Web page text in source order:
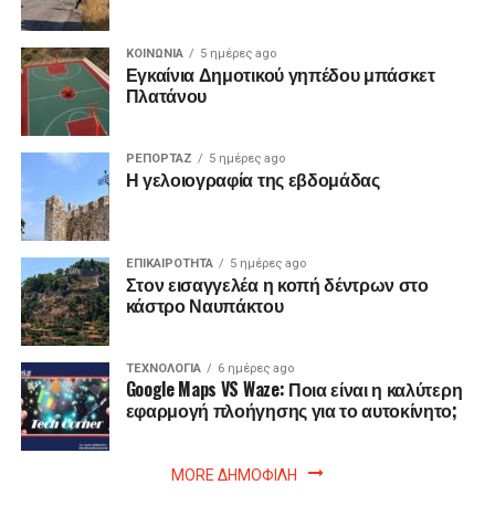
ΚΟΙΝΩΝΙΑ 5 ημέρες ago
Εγκαίνια Δημοτικού γηπέδου μπάσκετ
Πλατάνου
ΡΕΠΟΡΤΑΖ 5 ημέρες ago
Η γελοιογραφία της εβδομάδας
ΕΠΙΚΑΙΡΟΤΗΤΑ 5 ημέρες ago
Στον εισαγγελέα η κοπή δέντρων στο
κάστρο Ναυπάκτου
ΤΕΧΝΟΛΟΓΙΑ 6 ημέρες ago
Google Maps VS Waze: Ποια είναι η καλύτερη
εφαρμογή πλοήγησης για το αυτοκίνητο;
MORE ΔΗΜΟΦΙΛΗ